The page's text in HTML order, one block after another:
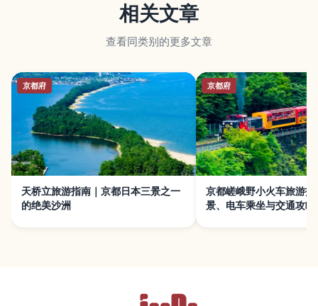
相关文章
查看同类别的更多文章
京都府
天桥立旅游指南｜京都日本三景之一
的绝美沙洲
京都府
京都嵯峨野小火车旅游指
景、电车乘坐与交通攻略